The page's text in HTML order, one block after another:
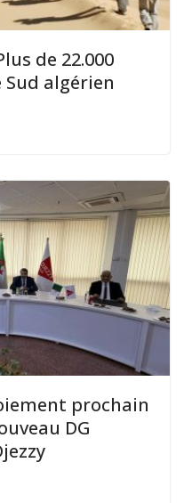
de 22.000
algérien
prochain
DG